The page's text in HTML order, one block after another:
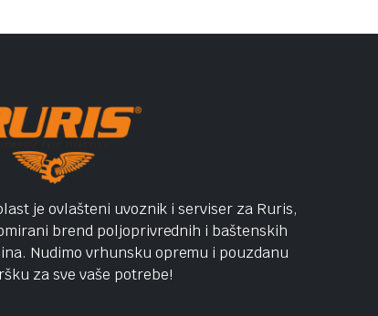
je ovlašteni uvoznik i serviser za Ruris,
brend poljoprivrednih i baštenskih
Nudimo vrhunsku opremu i pouzdanu
za sve vaše potrebe!